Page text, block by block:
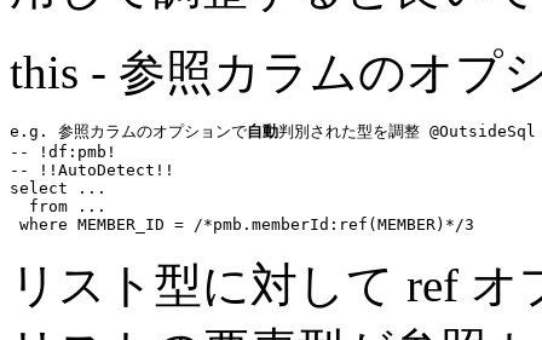
this - 参照カラムのオプ
e.g. 参照カラムのオプションで自動判別された型を調整 @OutsideSql
-- !df:pmb!
-- !!AutoDetect!!
select
...
from
...
where MEMBER_ID = /*pmb.memberId:ref(MEMBER)*/3
リスト型に対して ref